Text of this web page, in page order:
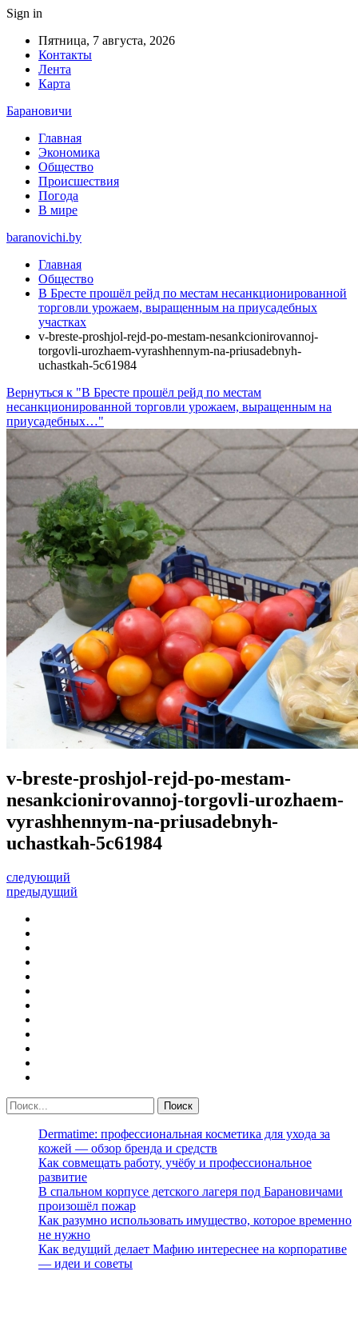
Sign in
Пятница, 7 августа, 2026
Контакты
Лента
Карта
Барановичи
Главная
Экономика
Общество
Происшествия
Погода
В мире
baranovichi.by
Главная
Общество
В Бресте прошёл рейд по местам несанкционированной
торговли урожаем, выращенным на приусадебных
участках
v-breste-proshjol-rejd-po-mestam-nesankcionirovannoj-
torgovli-urozhaem-vyrashhennym-na-priusadebnyh-
uchastkah-5c61984
Вернуться к "В Бресте прошёл рейд по местам
несанкционированной торговли урожаем, выращенным на
приусадебных…"
v-breste-proshjol-rejd-po-mestam-
nesankcionirovannoj-torgovli-urozhaem-
vyrashhennym-na-priusadebnyh-
uchastkah-5c61984
следующий
предыдущий
Dermatime: профессиональная косметика для ухода за
кожей — обзор бренда и средств
Как совмещать работу, учёбу и профессиональное
развитие
В спальном корпусе детского лагеря под Барановичами
произошёл пожар
Как разумно использовать имущество, которое временно
не нужно
Как ведущий делает Мафию интереснее на корпоративе
— идеи и советы